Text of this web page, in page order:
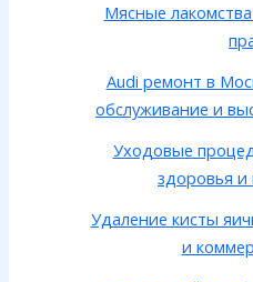
Мясные
Audi ремонт в
обслуживание и
Уходовые
здоровья
Удаление кисты
и